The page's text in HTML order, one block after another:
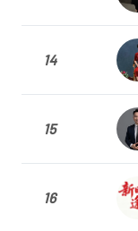
14
15
16